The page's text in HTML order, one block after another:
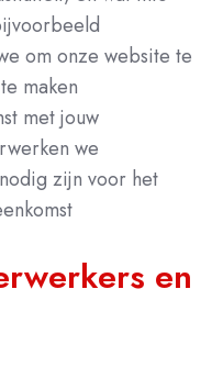
om onze website te
maken
met jouw
we
zijn voor het
en